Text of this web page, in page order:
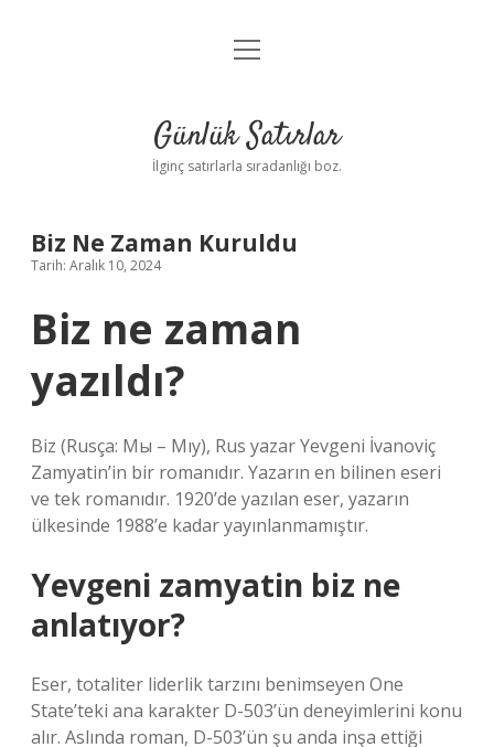
Anasayfa
Yasal Uyarı
menüyü
Günlük Satırlar
İlginç satırlarla sıradanlığı boz.
Biz Ne Zaman Kuruldu
Tarih: Aralık 10, 2024
Biz ne zaman
yazıldı?
Biz (Rusça: Мы – Mıy), Rus yazar Yevgeni İvanoviç
Zamyatin’in bir romanıdır. Yazarın en bilinen eseri
ve tek romanıdır. 1920’de yazılan eser, yazarın
ülkesinde 1988’e kadar yayınlanmamıştır.
Yevgeni zamyatin biz ne
anlatıyor?
Eser, totaliter liderlik tarzını benimseyen One
State’teki ana karakter D-503’ün deneyimlerini konu
alır. Aslında roman, D-503’ün şu anda inşa ettiği